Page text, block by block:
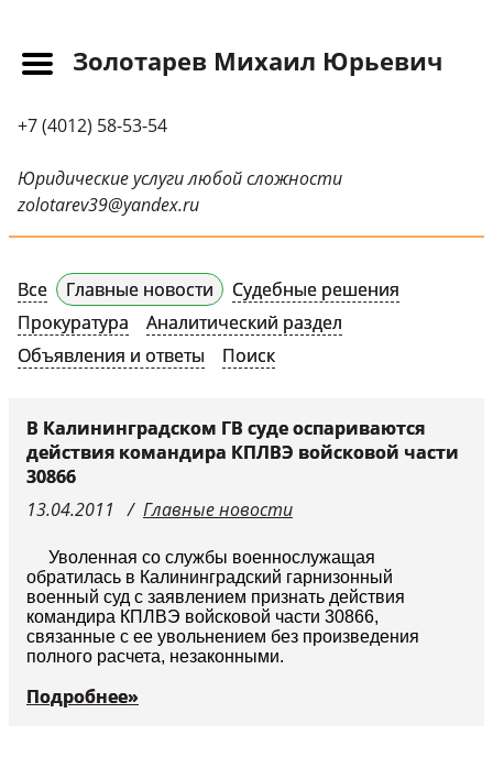
Прайс-лист
Новости
Обращения
Научные публикации
Контактная
Судебные решения
СМИ о нас
Судьи
Золотарев Михаил Юрьевич
+7 (4012) 58-53-54
Юридические услуги любой сложности
zolotarev39@yandex.ru
Все Главные новости
Судебные решения
Прокуратура
Аналитический раздел
Объявления и ответы
Поиск
В Калининградском ГВ суде оспариваются
действия командира КПЛВЭ войсковой части
30866
13.04.2011
Главные новости
Уволенная со службы военнослужащая
обратилась в Калининградский гарнизонный
военный суд с заявлением признать действия
командира КПЛВЭ войсковой части 30866,
связанные с ее увольнением без произведения
полного расчета, незаконными.
Подробнее»